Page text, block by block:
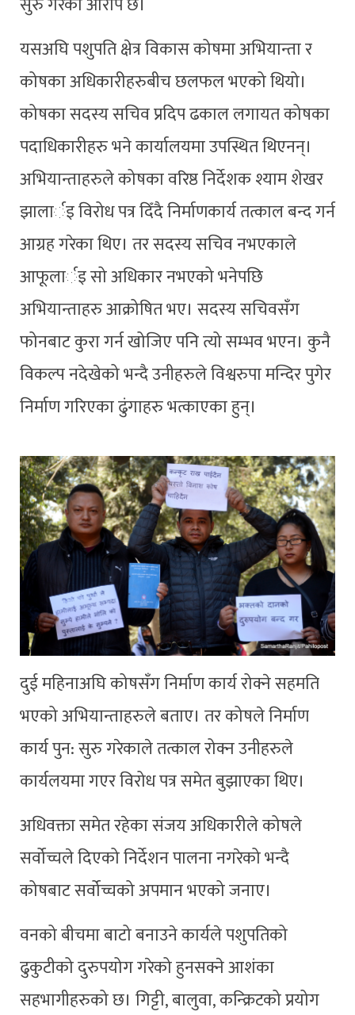
यसअघि पशुपति क्षेत्र विकास कोषमा अभियान्ता र
कोषका अधिकारीहरुबीच छलफल भएको थियो।
कोषका सदस्य सचिव प्रदिप ढकाल लगायत कोषका
पदाधिकारीहरु भने कार्यालयमा उपस्थित थिएनन्।
अभियान्ताहरुले कोषका वरिष्ठ निर्देशक श्याम शेखर
झालार्इ विरोध पत्र दिँदै निर्माणकार्य तत्काल बन्द गर्न
आग्रह गरेका थिए। तर सदस्य सचिव नभएकाले
आफूलार्इ सो अधिकार नभएको भनेपछि
अभियान्ताहरु आक्रोषित भए। सदस्य सचिवसँग
फोनबाट कुरा गर्न खोजिए पनि त्यो सम्भव भएन। कुनै
विकल्प नदेखेको भन्दै उनीहरुले विश्वरुपा मन्दिर पुगेर
निर्माण गरिएका ढुंगाहरु भत्काएका हुन्।
दुई महिनाअघि कोषसँग निर्माण कार्य रोक्ने सहमति
भएको अभियान्ताहरुले बताए। तर कोषले निर्माण
कार्य पुन: सुरु गरेकाले तत्काल रोक्न उनीहरुले
कार्यलयमा गएर विरोध पत्र समेत बुझाएका थिए।
अधिवक्ता समेत रहेका संजय अधिकारीले कोषले
सर्वोच्चले दिएको निर्देशन पालना नगरेको भन्दै
कोषबाट सर्वोच्चको अपमान भएको जनाए।
वनको बीचमा बाटो बनाउने कार्यले पशुपतिको
ढुकुटीको दुरुपयोग गरेको हुनसक्ने आशंका
सहभागीहरुको छ। गिट्टी, बालुवा, कन्क्रिटको प्रयोग